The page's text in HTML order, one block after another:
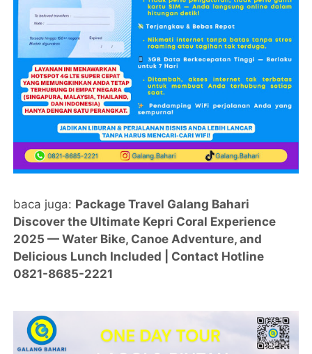
baca juga: Package Travel Galang Bahari
Discover the Ultimate Kepri Coral Experience
2025 — Water Bike, Canoe Adventure, and
Delicious Lunch Included | Contact Hotline
0821-8685-2221